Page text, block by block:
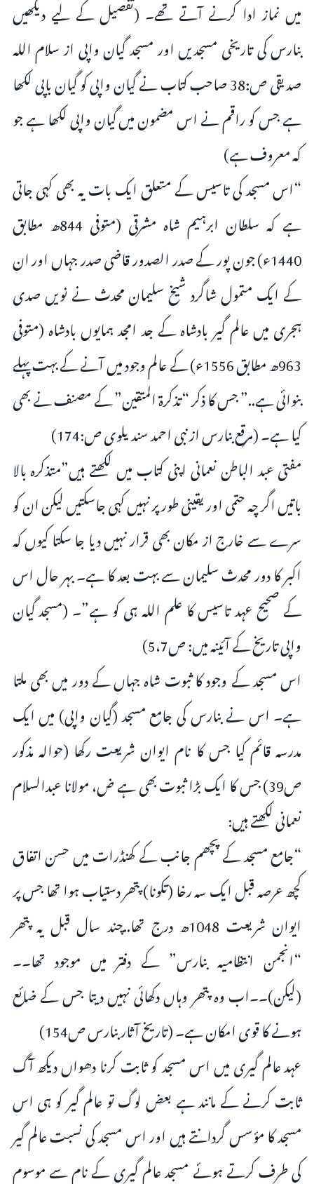
میں نماز ادا کرنے آتے تھے۔ (تفصیل کے لیے دیکھیں
بنارس کی تاریخی مسجدیں اور مسجد گیان واپی از سلام اللہ
صدیقی ص:38 صاحب کتاب نے گیان واپی کو گیان باپی لکھا
ہے جس کو راقم نے اس مضمون میں گیان واپی لکھا ہے جو
کہ معروف ہے)
“اس مسجد کی تاسیس کے متعلق ایک بات یہ بھی کہی جاتی
ہے کہ سلطان ابرہیم شاہ مشرقی (متوفی 844ھ مطابق
1440ء) جون پور کے صدر الصدور قاضی صدر جہاں اور ان
کے ایک متمول شاگرد شیخ سلیمان محدث نے نویں صدی
ہجری میں عالم گیر بادشاہ کے جد امجد ہمایوں بادشاہ (متوفی
963ھ مطابق 1556ء) کے عالم وجود میں آنے کے بہت پہلے
بنوائی ہے..” جس کا ذکر “تذکرۃ المتقین” کے مصنف نے بھی
کیا ہے۔ (مرقع بنارس از نبی احمد سندیلوی ص:174)
مفتی عبد الباطن نعمانی اپنی کتاب میں لکھتے ہیں”متذکرہ بالا
باتیں اگر چہ حتمی اور یقینی طور پر نہیں کہی جاسکتیں لیکن ان کو
سرے سے خارج از مکان بھی قرار نہیں دیا جا سکتا کیوں کہ
اکبر کا دور محدث سلیمان سے بہت بعد کا ہے۔ بہر حال اس
کے صحیح عہد تاسیس کا علم اللہ ہی کو ہے”۔ (مسجد گیان
واپی تاریخ کے آئینہ میں: ص5،7)
اس مسجد کے وجود کا ثبوت شاہ جہاں کے دور میں بھی ملتا
ہے۔ اس نے بنارس کی جامع مسجد (گیان واپی) میں ایک
مدرسہ قائم کیا جس کا نام ایوان شریعت رکھا (حوالہ مذکور
ص39) جس کا ایک بڑا ثبوت بھی ہے ض، مولانا عبدالسلام
نعمانی لکھتے ہیں:
“جامع مسجد کے پچھم جانب کے کھنڈرات میں حسن اتفاق
کچھ عرصہ قبل ایک سہ رخا (تکونا) پتھر دستیاب ہوا تھا جس پر
ایوان شریعت 1048ھ درج تھا..چند سال قبل یہ پتھر
“انجمن انتظامیہ بنارس” کے دفتر میں موجود تھا۔۔
(لیکن)۔۔اب وہ پتھر وہاں دکھائی نہیں دیتا جس کے ضائع
ہونے کا قوی امکان ہے۔ (تاریخ آثار بنارس ص154)
عہد عالم گیری میں اس مسجد کو ثابت کرنا دھواں دیکھ آگ
ثابت کرنے کے مانند ہے بعض لوگ تو عالم گیر کو ہی اس
مسجد کا مؤسس گردانتے ہیں اور اس مسجد کی نسبت عالم گیر
کی طرف کرتے ہوئے مسجد عالم گیری کے نام سے موسوم